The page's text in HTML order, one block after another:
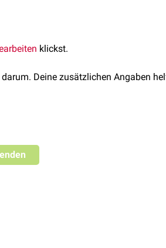
klickst.
Deine zusätzlichen Angaben